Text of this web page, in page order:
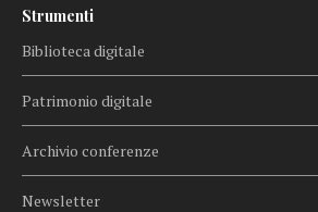
Strumenti
Biblioteca digitale
Patrimonio digitale
Archivio conferenze
Newsletter